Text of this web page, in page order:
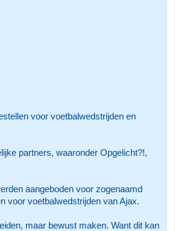
voor voetbalwedstrijden en
partners, waaronder Opgelicht?!,
aangeboden voor zogenaamd
voor voetbalwedstrijden van Ajax.
maar bewust maken. Want dit kan